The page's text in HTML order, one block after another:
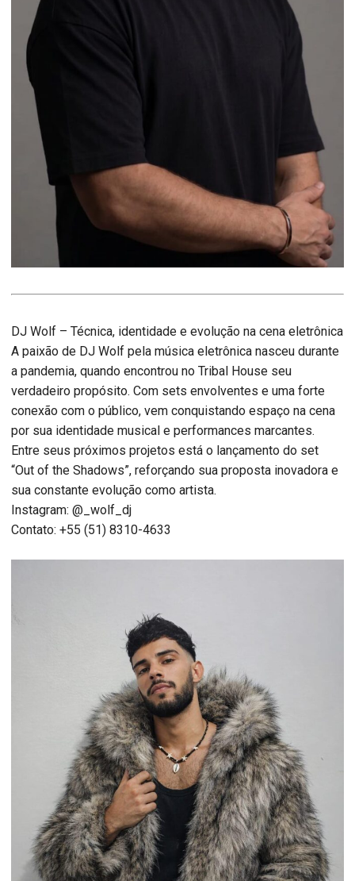
DJ Wolf – Técnica, identidade e evolução na cena eletrônica
A paixão de DJ Wolf pela música eletrônica nasceu durante
a pandemia, quando encontrou no Tribal House seu
verdadeiro propósito. Com sets envolventes e uma forte
conexão com o público, vem conquistando espaço na cena
por sua identidade musical e performances marcantes.
Entre seus próximos projetos está o lançamento do set
“Out of the Shadows”, reforçando sua proposta inovadora e
sua constante evolução como artista.
Instagram: @_wolf_dj
Contato: +55 (51) 8310-4633